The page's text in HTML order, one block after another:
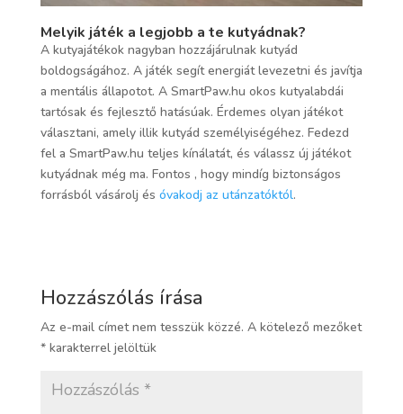
Melyik játék a legjobb a te kutyádnak?
A kutyajátékok nagyban hozzájárulnak kutyád
boldogságához. A játék segít energiát levezetni és javítja
a mentális állapotot. A SmartPaw.hu okos kutyalabdái
tartósak és fejlesztő hatásúak. Érdemes olyan játékot
választani, amely illik kutyád személyiségéhez. Fedezd
fel a SmartPaw.hu teljes kínálatát, és válassz új játékot
kutyádnak még ma. Fontos , hogy mindíg biztonságos
forrásból vásárolj és óvakodj az utánzatóktól.
Hozzászólás írása
Az e-mail címet nem tesszük közzé. A kötelező mezőket
*karakterrel jelöltük